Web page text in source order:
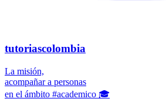
tutoriascolombia
La misión,
acompañar a personas
en el ámbito #academico 🎓